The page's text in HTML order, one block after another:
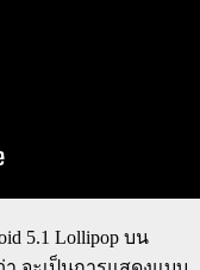
5.1 Lollipop บน